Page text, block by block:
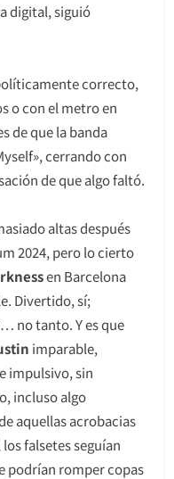
digital, siguió
correcto,
o con el metro en
de que la banda
cerrando con
de que algo faltó.
altas después
2024, pero lo cierto
en Barcelona
Divertido, sí;
no tanto. Y es que
imparable,
impulsivo, sin
incluso algo
aquellas acrobacias
falsetes seguían
podrían romper copas